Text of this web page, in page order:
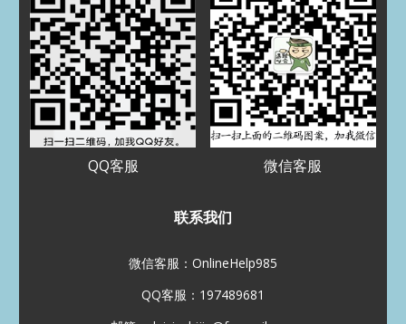
2023 年 12 月
2023 年 9 月
2023 年 8 月
2023 年 5 月
2023 年 4 月
2022 年 11 月
2022 年 8 月
2022 年 7 月
2022 年 5 月
2022 年 3 月
2022 年 1 月
2021 年 12 月
2021 年 11 月
2021 年 10 月
2021 年 9 月
QQ客服 微信客服
联系我们
微信客服：OnlineHelp985
QQ客服：197489681